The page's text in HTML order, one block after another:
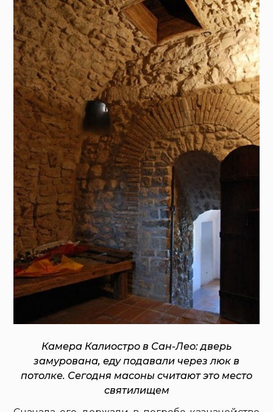
Камера Калиостро в Сан-Лео: дверь
замурована, еду подавали через люк в
потолке. Сегодня масоны считают это место
святилищем